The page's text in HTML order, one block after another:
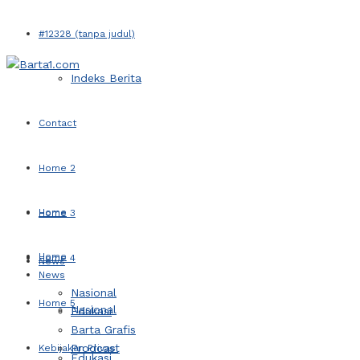
#12328 (tanpa judul)
Indeks Berita
Contact
Home 2
Home 3
Home 4
Home 5
Kebijakan Privasi
Home
News
Nasional
Home
News
Nasional
Edukasi
Barta Grafis
Prodcast